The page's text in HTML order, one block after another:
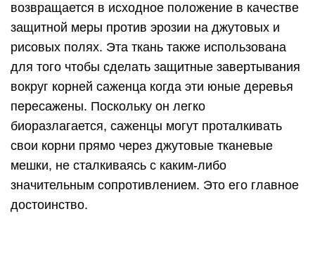
возвращается в исходное положение в качестве
защитной меры против эрозии на джутовых и
рисовых полях. Эта ткань также использована
для того чтобы сделать защитные завертывания
вокруг корней саженца когда эти юные деревья
пересажены. Поскольку он легко
биоразлагается, саженцы могут проталкивать
свои корни прямо через джутовые тканевые
мешки, не сталкиваясь с каким-либо
значительным сопротивлением. Это его главное
достоинство.